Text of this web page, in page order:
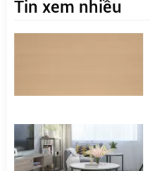
Tin xem nhiều